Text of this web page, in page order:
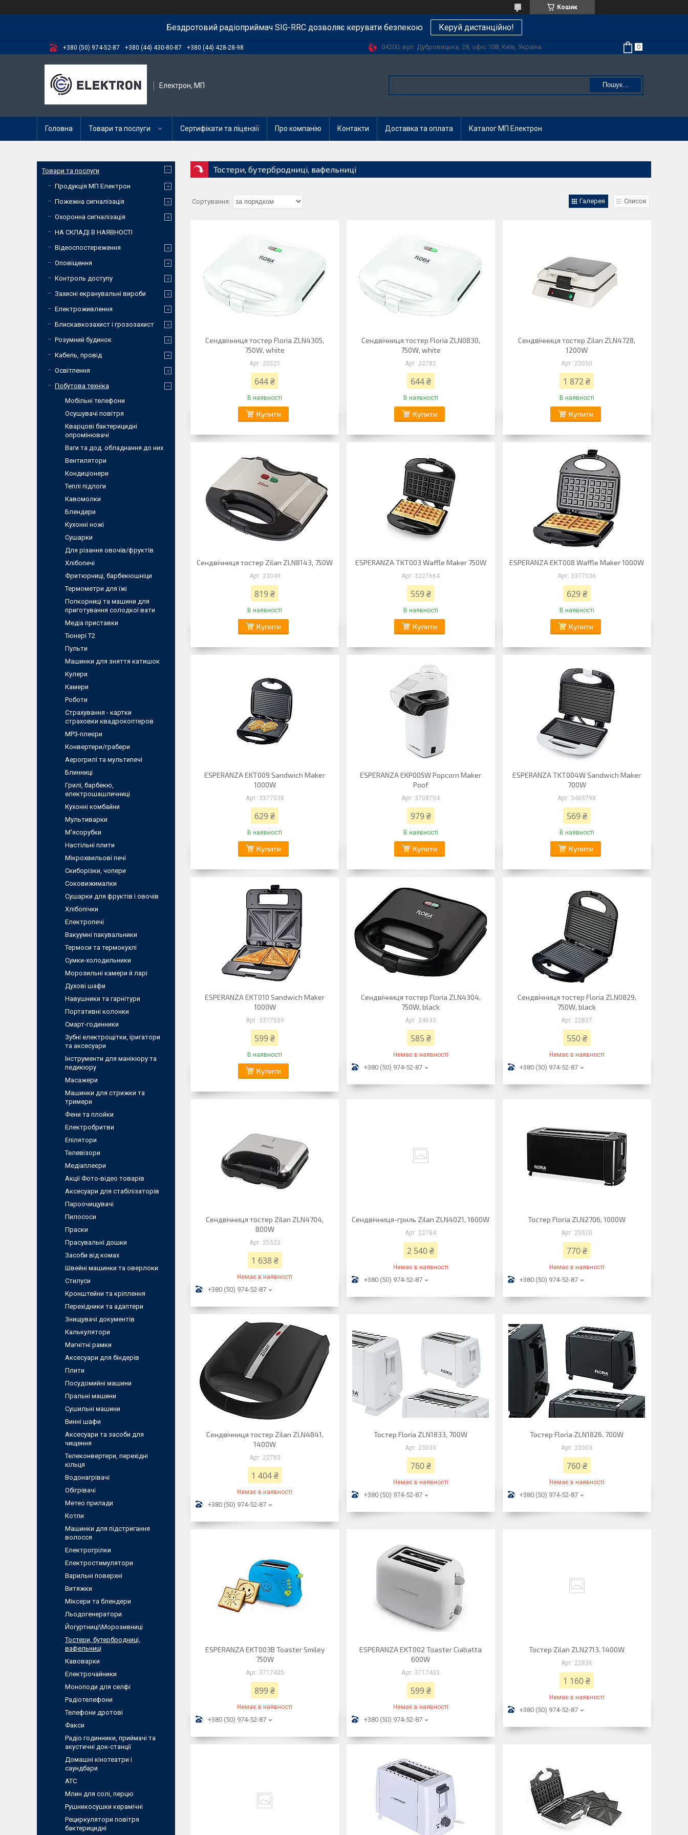
Кошик
Бездротовий радіоприймач SIG-RRC дозволяє керувати безпекою Керуй дистанційно!
+380 (50) 974-52-87 +380 (44) 430-80-87 +380 (44) 428-28-98 04200, вул. Дубровицька, 28, офіс 108, Київ, Україна
Електрон, МП Пошук...
Головна Товари та послуги Сертифікати та ліцензії Про компанію Контакти Доставка та оплата Каталог МП Електрон
Тостери, бутербродниці, вафельниці
Галерея Список
Сендвічниця тостер Floria ZLN4305,
750W, white
25521
644 ₴
В наявності
Купити
Сендвічниця тостер Floria ZLN0830,
750W, white
22782
644 ₴
В наявності
Купити
Сендвічниця тостер Zilan ZLN4728,
1200W
23050
1 872 ₴
В наявності
Купити
Сендвічниця тостер Zilan ZLN8143, 750W
23049
819 ₴
В наявності
Купити
ESPERANZA TKT003 Waffle Maker 750W
3227664
559 ₴
В наявності
Купити
ESPERANZA EKT008 Waffle Maker 1000W
3377536
629 ₴
В наявності
Купити
ESPERANZA EKT009 Sandwich Maker
1000W
3377538
629 ₴
В наявності
Купити
ESPERANZA EKP005W Popcorn Maker
Poof
3708704
979 ₴
В наявності
Купити
ESPERANZA TKT004W Sandwich Maker
700W
3465798
569 ₴
В наявності
Купити
ESPERANZA EKT010 Sandwich Maker
1000W
3377539
599 ₴
В наявності
Купити
Сендвічниця тостер Floria ZLN4304,
750W, black
24633
585 ₴
Немає в наявності
+380 (50) 974-52-87
Сендвічниця тостер Floria ZLN0829,
750W, black
22837
550 ₴
Немає в наявності
+380 (50) 974-52-87
Сендвічниця тостер Zilan ZLN4704,
800W
25523
1 638 ₴
Немає в наявності
+380 (50) 974-52-87
Сендвічниця-гриль Zilan ZLN4021, 1600W
22784
2 540 ₴
Немає в наявності
+380 (50) 974-52-87
Тостер Floria ZLN2706, 1000W
25520
770 ₴
Немає в наявності
+380 (50) 974-52-87
Сендвічниця тостер Zilan ZLN4841,
1400W
22783
1 404 ₴
Немає в наявності
+380 (50) 974-52-87
Тостер Floria ZLN1833, 700W
23039
760 ₴
Немає в наявності
+380 (50) 974-52-87
Тостер Floria ZLN1826. 700W
23003
760 ₴
Немає в наявності
+380 (50) 974-52-87
ESPERANZA EKT003B Toaster Smiley
750W
3717435
899 ₴
Немає в наявності
+380 (50) 974-52-87
ESPERANZA EKT002 Toaster Ciabatta
600W
3717433
599 ₴
Немає в наявності
+380 (50) 974-52-87
Тостер Zilan ZLN2713. 1400W
22836
1 160 ₴
Немає в наявності
+380 (50) 974-52-87
Товари та послуги
Продукція МП Електрон
Пожежна сигналізація
Охоронна сигналізація
НА СКЛАДІ В НАЯВНОСТІ
Відеоспостереження
Оповіщення
Контроль доступу
Захисні екранувальні вироби
Електроживлення
Блискавкозахист і грозозахист
Розумний будинок
Кабель, провід
Освітлення
Побутова техніка
Мобiльнi телефони
Осушувачі повітря
Кварцові бактерицидні
опромінювачі
Ваги та дод. обладнання до них
Вентилятори
Кондиціонери
Теплі підлоги
Кавомолки
Блендери
Кухонні ножі
Сушарки
Для різання овочів/фруктів
Хлібопечі
Фритюрниці, барбекюшнiци
Термометри для їжі
Попкорниці та машини для
приготування солодкої вати
Медіа приставки
Тюнері Т2
Пульти
Машинки для зняття катишок
Кулери
Камери
Роботи
Страхування - картки
страховки квадрокоптеров
MP3-плеєри
Конвертери/грабери
Аерогрилі та мультипечі
Блинниці
Грилі, барбекю,
електрошашличниці
Кухонні комбайни
Мультиварки
М'ясорубки
Настільні плити
Мікрохвильові печі
Скиборізки, чопери
Соковижималки
Сушарки для фруктів і овочів
Хлібопічки
Електропечі
Вакуумні пакувальники
Термоси та термокухлі
Сумки-холодильники
Морозильні камери й ларі
Духові шафи
Навушники та гарнітури
Портативні колонки
Смарт-годинники
Зубні електрощітки, іригатори
та аксесуари
Інструменти для манікюру та
педикюру
Масажери
Машинки для стрижки та
тримери
Фени та плойки
Електробритви
Епілятори
Телевізори
Медіаплеєри
Акції Фото-відео товарів
Аксесуари для стабілізаторів
Пароочищувачі
Пилососи
Праски
Прасувальні дошки
Засоби від комах
Швейні машинки та оверлоки
Стилуси
Кронштейни та кріплення
Перехідники та адаптери
Знищувачі документів
Калькулятори
Магнітні рамки
Аксесуари для біндерів
Плити
Посудомийні машини
Пральні машини
Сушильні машини
Винні шафи
Аксесуари та засоби для
чищення
Телеконвертери, перехідні
кільця
Водонагрівачі
Обігрівачі
Метео прилади
Котли
Машинки для підстригання
волосся
Електрогрілки
Електростимулятори
Варильні поверхні
Витяжки
Міксери та блендери
Льодогенератори
Йогуртниці\Морозивниці
Тостери, бутербродниці,
вафельниці
Кавоварки
Електрочайники
Моноподи для селфі
Радіотелефони
Телефони дротові
Факси
Радіо годинники, приймачі та
акустичні док-станції
Домашні кінотеатри і
саундбари
АТС
Млин для солi, перцю
Рушникосушки керамічні
Рециркулятори повітря
бактерицидні